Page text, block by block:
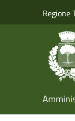
Regione